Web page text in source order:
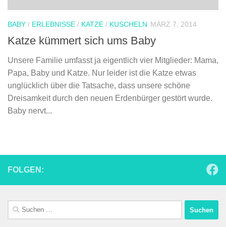
BABY / ERLEBNISSE / KATZE / KUSCHELN MÄRZ 7, 2014
Katze kümmert sich ums Baby
Unsere Familie umfasst ja eigentlich vier Mitglieder: Mama,
Papa, Baby und Katze. Nur leider ist die Katze etwas
unglücklich über die Tatsache, dass unsere schöne
Dreisamkeit durch den neuen Erdenbürger gestört wurde.
Baby nervt...
FOLGEN:
Suchen
nach: